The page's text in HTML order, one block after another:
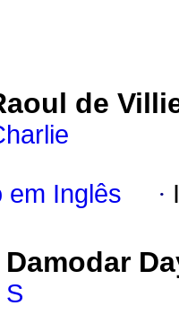
de
em Inglês ·
S